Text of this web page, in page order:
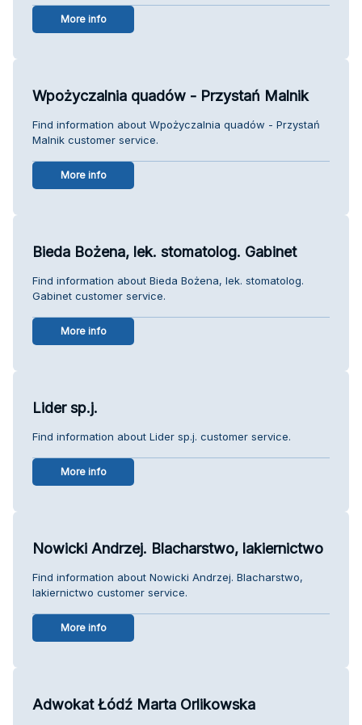
More info
Wpożyczalnia quadów - Przystań Malnik
Find information about Wpożyczalnia quadów - Przystań
Malnik customer service.
More info
Bieda Bożena, lek. stomatolog. Gabinet
Find information about Bieda Bożena, lek. stomatolog.
Gabinet customer service.
More info
Lider sp.j.
Find information about Lider sp.j. customer service.
More info
Nowicki Andrzej. Blacharstwo, lakiernictwo
Find information about Nowicki Andrzej. Blacharstwo,
lakiernictwo customer service.
More info
​Adwokat Łódź Marta Orlikowska